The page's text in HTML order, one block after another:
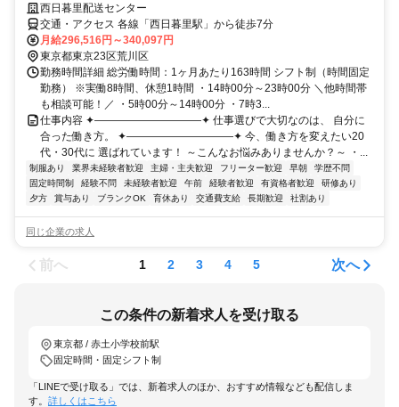
西日暮里配送センター
交通・アクセス 各線「西日暮里駅」から徒歩7分
月給296,516円～340,097円
東京都東京23区荒川区
勤務時間詳細 総労働時間：1ヶ月あたり163時間 シフト制（時間固定
勤務） ※実働8時間、休憩1時間 ・14時00分～23時00分 ＼他時間帯
も相談可能！／ ・5時00分～14時00分 ・7時3...
仕事内容 ✦——————————✦ 仕事選びで大切なのは、 自分に
合った働き方。 ✦——————————✦ 今、働き方を変えたい20
代・30代に 選ばれています！ ～こんなお悩みありませんか？～ ・...
制服あり 業界未経験者歓迎 主婦・主夫歓迎 フリーター歓迎 早朝
学歴不問
固定時間制
経験不問 未経験者歓迎 午前 経験者歓迎 有資格者歓迎
研修あり
夕方
賞与あり ブランクOK 育休あり 交通費支給 長期歓迎 社割あり
同じ企業の求人
前へ 1 2 3 4 5 次へ
この条件の新着求人を受け取る
東京都 / 赤土小学校前駅
固定時間・固定シフト制
「LINEで受け取る」では、新着求人のほか、おすすめ情報なども配信しま
す。 詳しくはこちら